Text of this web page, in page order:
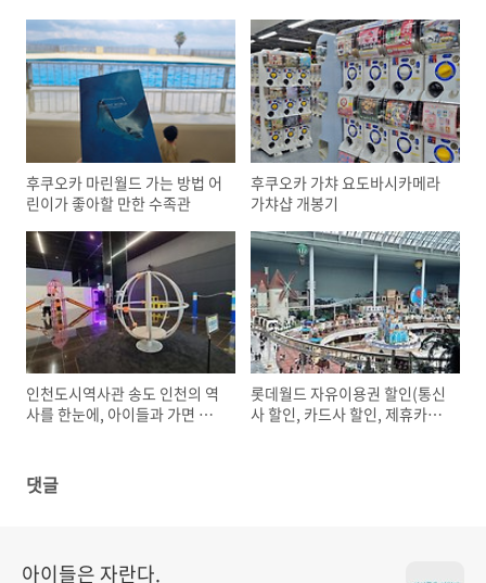
후쿠오카 마린월드 가는 방법 어
린이가 좋아할 만한 수족관
후쿠오카 가챠 요도바시카메라
가챠샵 개봉기
인천도시역사관 송도 인천의 역
사를 한눈에, 아이들과 가면 좋
롯데월드 자유이용권 할인(통신
사 할인, 카드사 할인, 제휴카드
댓글
아이들은 자란다.